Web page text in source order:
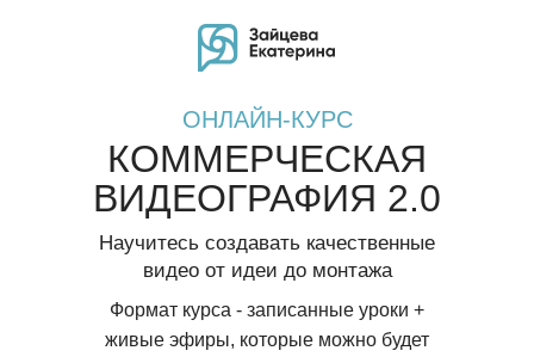
ОНЛАЙН-КУРС
КОММЕРЧЕСКАЯ
ВИДЕОГРАФИЯ 2.0
Научитесь создавать качественные
видео от идеи до монтажа
Формат курса - записанные уроки +
живые эфиры, которые можно будет